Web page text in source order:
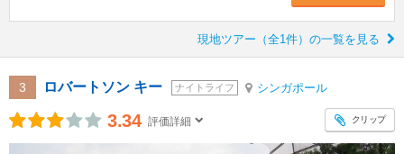
現地ツアー（全1件）の一覧を見る
3 ロバートソン キー ナイトライフ シンガポール
3.34 評価詳細 クリップ